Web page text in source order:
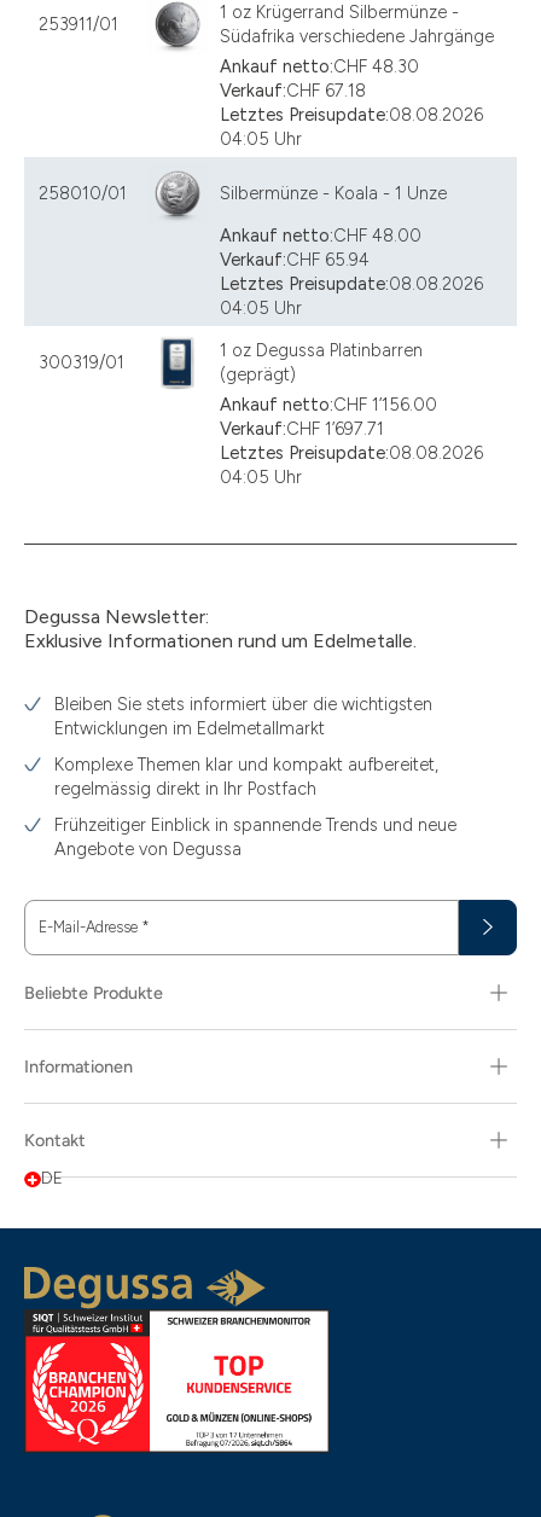
253911/01
1 oz Krügerrand Silbermünze -
Südafrika verschiedene Jahrgänge
Ankauf netto:CHF 48.30
Verkauf:CHF 67.18
Letztes Preisupdate:08.08.2026
04:05 Uhr
258010/01
Silbermünze - Koala - 1 Unze
Ankauf netto:CHF 48.00
Verkauf:CHF 65.94
Letztes Preisupdate:08.08.2026
04:05 Uhr
300319/01
1 oz Degussa Platinbarren
(geprägt)
Ankauf netto:CHF 1’156.00
Verkauf:CHF 1’697.71
Letztes Preisupdate:08.08.2026
04:05 Uhr
Degussa Newsletter:
Exklusive Informationen rund um Edelmetalle.
Bleiben Sie stets informiert über die wichtigsten
Entwicklungen im Edelmetallmarkt
Komplexe Themen klar und kompakt aufbereitet,
regelmässig direkt in Ihr Postfach
Frühzeitiger Einblick in spannende Trends und neue
Angebote von Degussa
E-Mail-Adresse *
Beliebte Produkte
Informationen
Kontakt
DE